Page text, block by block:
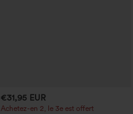
€31,95 EUR
Achetez-en 2, le 3e est offert